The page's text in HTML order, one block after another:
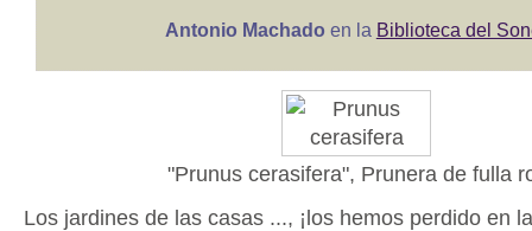
Antonio Machado en la Biblioteca del
"Prunus cerasifera", Prunera de fulla
Los jardines de las casas ..., ¡los hemos perdido en